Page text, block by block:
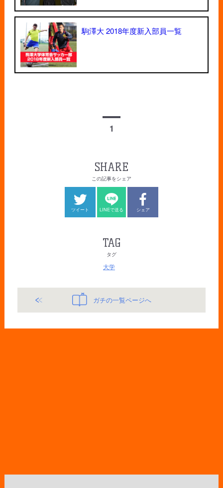
駒澤大 2018年度新入部員一覧
1
SHARE
この記事をシェア
ツイート LINEで送る シェア
TAG
タグ
大学
ガチの一覧ページへ